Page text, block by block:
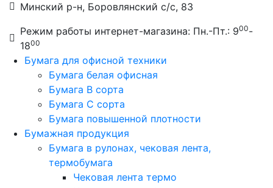
Минский р-н, Боровлянский с/с, 83
Режим работы интернет-магазина: Пн.-Пт.: 900-
1800
Бумага для офисной техники
Бумага белая офисная
Бумага B сорта
Бумага C сорта
Бумага повышенной плотности
Бумажная продукция
Бумага в рулонах, чековая лента,
термобумага
Чековая лента термо